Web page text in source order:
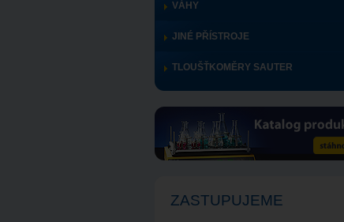
VÁHY
JINÉ PŘÍSTROJE
TLOUŠŤKOMĚRY SAUTER
ZASTUPUJEME